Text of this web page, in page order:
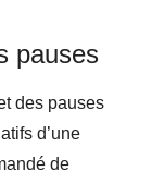
pauses
des pauses
d’une
de